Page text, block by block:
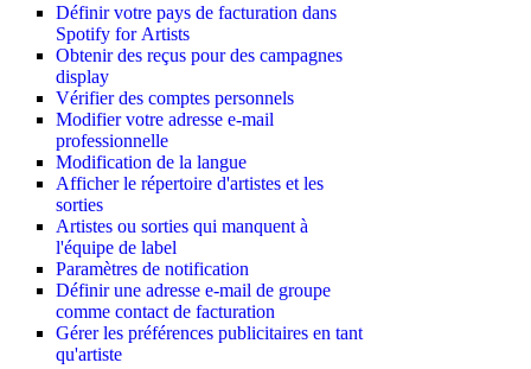
Définir votre pays de facturation dans
Spotify for Artists
Obtenir des reçus pour des campagnes
display
Vérifier des comptes personnels
Modifier votre adresse e-mail
professionnelle
Modification de la langue
Afficher le répertoire d'artistes et les
sorties
Artistes ou sorties qui manquent à
l'équipe de label
Paramètres de notification
Définir une adresse e-mail de groupe
comme contact de facturation
Gérer les préférences publicitaires en tant
qu'artiste